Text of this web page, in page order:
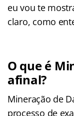
eu vou te
claro, como
O que é
afinal?
Mineração de
processo de